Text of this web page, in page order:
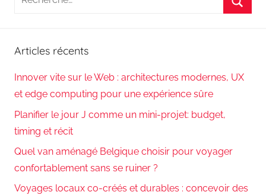
Articles récents
Innover vite sur le Web : architectures modernes, UX
et edge computing pour une expérience sûre
Planifier le jour J comme un mini-projet: budget,
timing et récit
Quel van aménagé Belgique choisir pour voyager
confortablement sans se ruiner ?
Voyages locaux co-créés et durables : concevoir des